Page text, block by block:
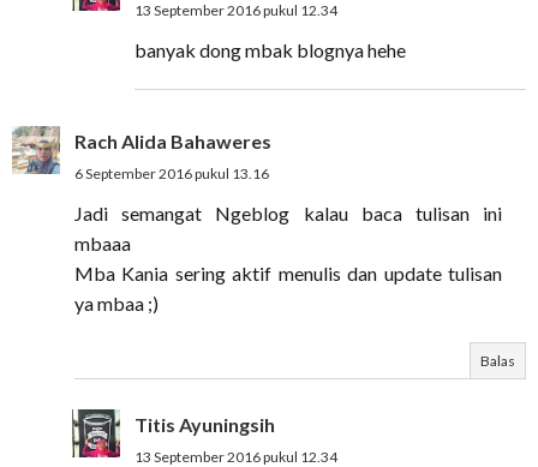
13 September 2016 pukul 12.34
banyak dong mbak blognya hehe
Rach Alida Bahaweres
6 September 2016 pukul 13.16
Jadi semangat Ngeblog kalau baca tulisan ini
mbaaa
Mba Kania sering aktif menulis dan update tulisan
ya mbaa ;)
Balas
Titis Ayuningsih
13 September 2016 pukul 12.34